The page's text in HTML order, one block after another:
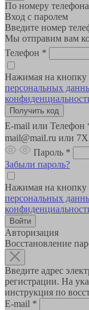
По номеру телефона
Вход с паролем
Введите номер
Мы отправим вам
Телефон *
Нажимая на
персональных
E-mail или Телефон
mail@mail.ru или
Пароль *
Забыли пароль?
Нажимая на
персональных
Авторизация
Восстановление
Введите адрес
регистрации. На
инструкция по
E-mail *